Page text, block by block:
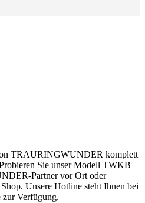
TRAURINGWUNDER komplett
Sie unser Modell TWKB
Partner vor Ort oder
Unsere Hotline steht Ihnen bei
zur Verfügung.